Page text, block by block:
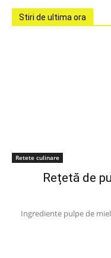
Stiri de ultima ora
Retete culinare
Rețetă de
Ingrediente pulpe de